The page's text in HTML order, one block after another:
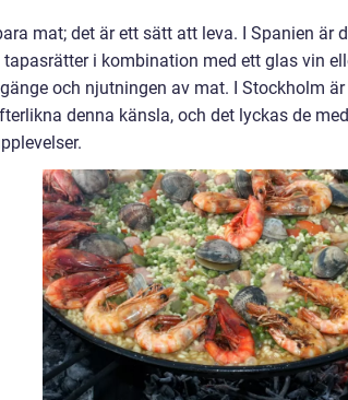
mat; det är ett sätt att leva. I Spanien
i kombination med ett glas vin
och njutningen av mat. I Stockholm
denna känsla, och det lyckas de